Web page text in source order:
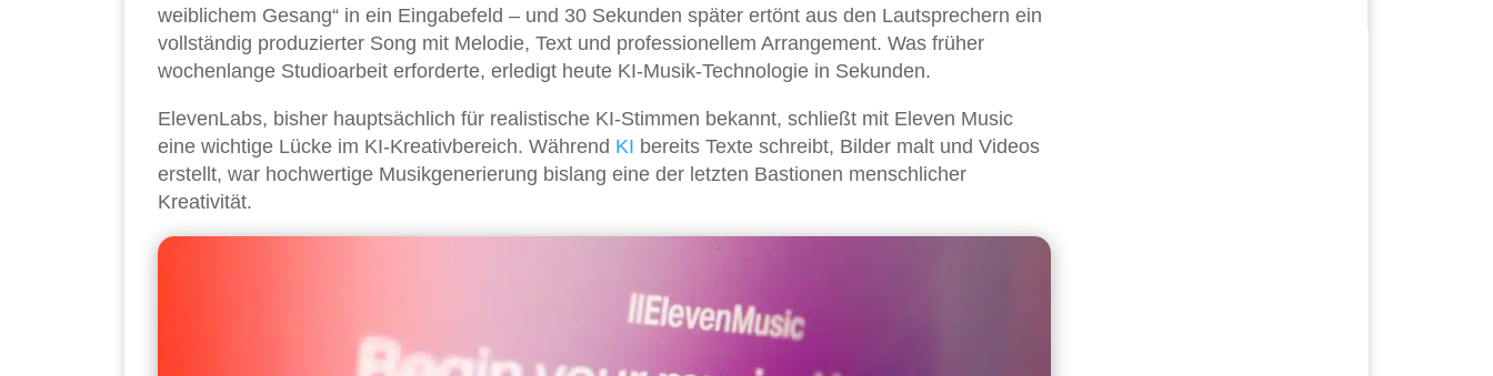
weiblichem Gesang“ in ein Eingabefeld – und 30 Sekunden später ertönt aus den Lautsprechern ein
vollständig produzierter Song mit Melodie, Text und professionellem Arrangement. Was früher
wochenlange Studioarbeit erforderte, erledigt heute KI-Musik-Technologie in Sekunden.
ElevenLabs, bisher hauptsächlich für realistische KI-Stimmen bekannt, schließt mit Eleven Music
eine wichtige Lücke im KI-Kreativbereich. Während KI bereits Texte schreibt, Bilder malt und Videos
erstellt, war hochwertige Musikgenerierung bislang eine der letzten Bastionen menschlicher
Kreativität.